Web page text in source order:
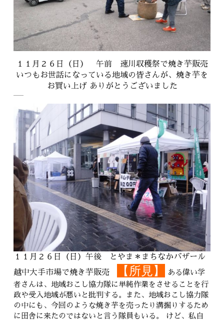
１１月２６日（日） 午前 速川収穫祭で焼き芋販売
いつもお世話になっている地域の皆さんが、焼き芋を
お買い上げ ありがとうございました
１１月２６日（日）午後 とやま＊まちなかバザール
越中大手市場で焼き芋販売
【所見】
ある偉い学
者さんは、地域おこし協力隊に単純作業をさせることを行
政や受入地域が悪いと批判する。また、地域おこし協力隊
の中にも、今回のような焼き芋を売ったり溝掘りするため
に田舎に来たのではないと言う隊員もいる。 けど、私自